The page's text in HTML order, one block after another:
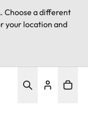
. Choose a different
your location and